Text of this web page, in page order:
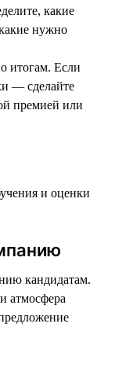
какие
нужно
итогам. Если
— сделайте
премией или
и оценки
кандидатам.
атмосфера